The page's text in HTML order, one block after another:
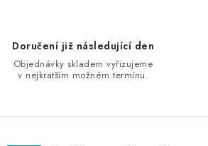
k
y
p
Doručení již následující den
Objednávky skladem vyřizujeme
v nejkratším možném termínu.